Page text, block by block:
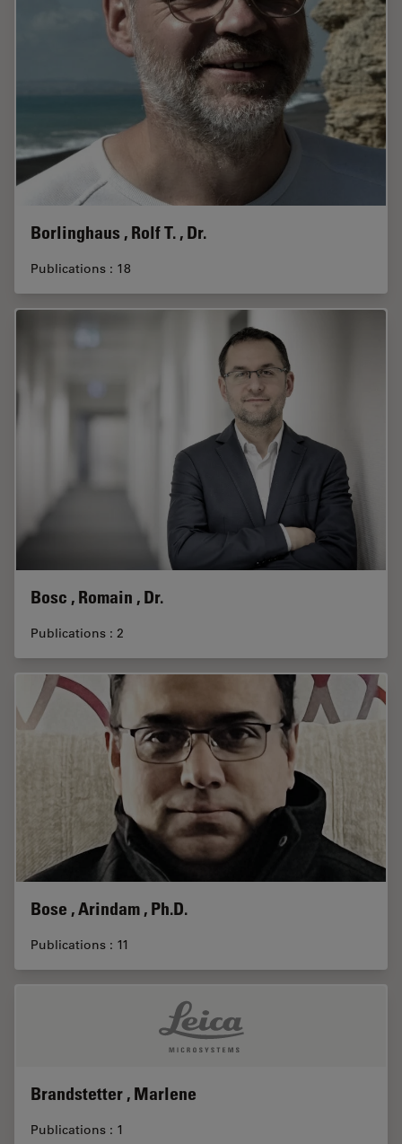
Borlinghaus , Rolf T. , Dr.
Publications : 18
Bosc , Romain , Dr.
Publications : 2
Bose , Arindam , Ph.D.
Publications : 11
Brandstetter , Marlene
Publications : 1